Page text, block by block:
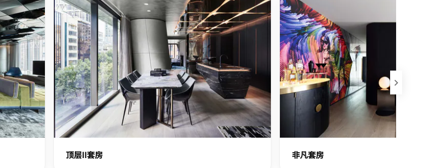
顶层II套房 非凡套房
下一页